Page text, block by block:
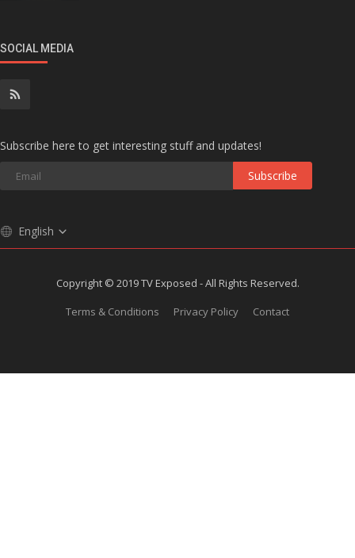
SOCIAL MEDIA
Subscribe here to get interesting stuff and updates!
Subscribe
English
Copyright © 2019 TV Exposed - All Rights Reserved.
Terms & Conditions
Privacy Policy Contact